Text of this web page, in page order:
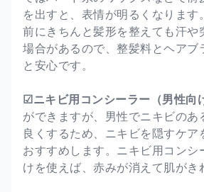
を出すと、表情が明るくなります
前にきちんと髪形を整えても汗や
場合があるので、整髪料とヘアブ
と安心です。
☑ニキビ用コンシーラー（男性向
ができますが、男性でニキビのあ
良くするため、ニキビを隠すケア
おすすめします。ニキビ用コンシ
けを使えば、赤みが消えて肌がき